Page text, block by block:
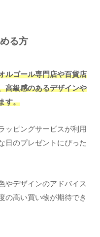
る方
ルゴール専門店や百貨店
高級感のあるデザインや
す。
ッピングサービスが利用
日のプレゼントにぴった
やデザインのアドバイス
の高い買い物が期待でき